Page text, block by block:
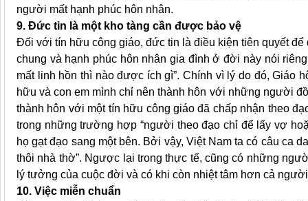
người mất hạnh phúc hôn nhân.
9. Đức tin là một kho tàng cần được bảo vệ
Đối với tín hữu công giáo, đức tin là điều kiện tiên quyết
chung và hạnh phúc hôn nhân gia đình ở đời này nói
mất linh hồn thì nào được ích gì”. Chính vì lý do đó, Giáo
hữu và con em mình chỉ nên thành hôn với những người
thành hôn với một tín hữu công giáo đã chấp nhận theo
trong những trường hợp “người theo đạo chỉ để lấy vợ
họ gạt đạo sang một bên. Bởi vậy, Việt Nam ta có câu ca
thôi nhà thờ”. Ngược lại trong thực tế, cũng có những
lý tưởng của cuộc đời và có khi còn nhiệt tâm hơn cả
10. Việc miễn chuẩn